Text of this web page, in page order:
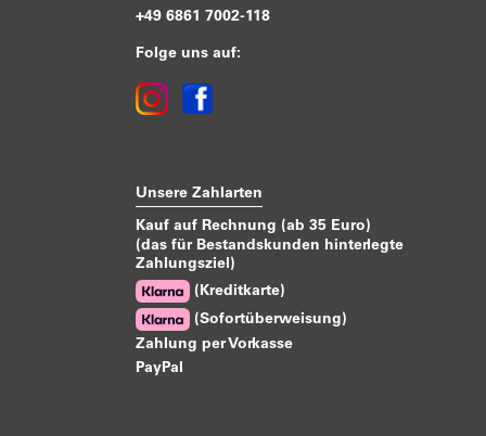
+49 6861 7002-118
Folge uns auf:
Unsere Zahlarten
Kauf auf Rechnung (ab 35 Euro)
(das für Bestandskunden hinterlegte
Zahlungsziel)
(Kreditkarte)
(Sofortüberweisung)
Zahlung per Vorkasse
PayPal